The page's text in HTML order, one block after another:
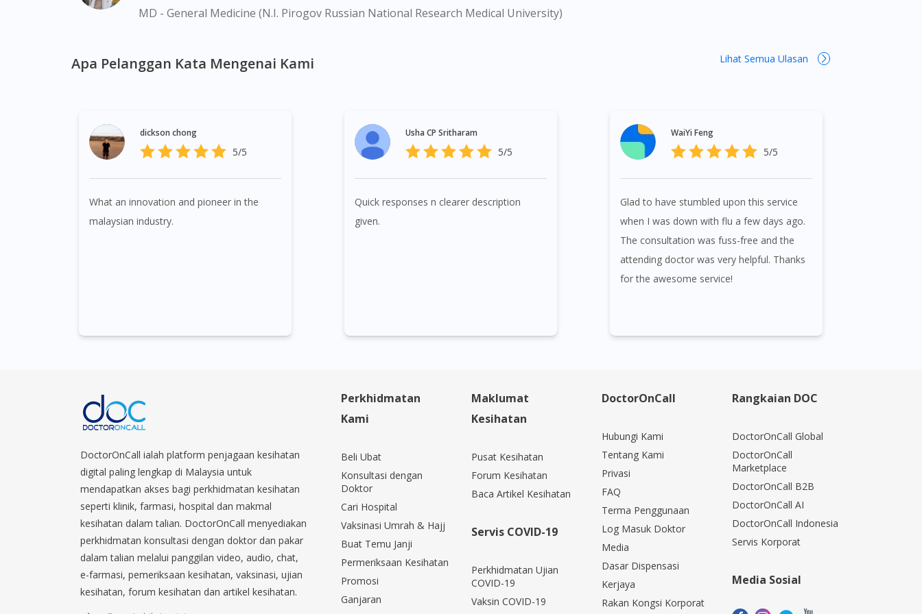
MD - General Medicine (N.I. Pirogov Russian National Research Medical University)
Apa Pelanggan Kata Mengenai Kami Lihat Semua Ulasan
dickson chong
5/5
What an innovation and pioneer in the
malaysian industry.
Usha CP Sritharam
5/5
Quick responses n clearer description
given.
WaiYi Feng
5/5
Glad to have stumbled upon this service
when I was down with flu a few days ago.
The consultation was fuss-free and the
attending doctor was very helpful. Thanks
for the awesome service!
DoctorOnCall ialah platform penjagaan kesihatan
digital paling lengkap di Malaysia untuk
mendapatkan akses bagi perkhidmatan kesihatan
seperti klinik, farmasi, hospital dan makmal
kesihatan dalam talian. DoctorOnCall menyediakan
perkhidmatan konsultasi dengan doktor dan pakar
dalam talian melalui panggilan video, audio, chat,
e-farmasi, pemeriksaan kesihatan, vaksinasi, ujian
kesihatan, forum kesihatan dan artikel kesihatan.
Perkhidmatan
Kami
Beli Ubat
Konsultasi dengan
Doktor
Cari Hospital
Vaksinasi Umrah & Hajj
Buat Temu Janji
Permeriksaan Kesihatan
Promosi
Ganjaran
Maklumat
Kesihatan
Pusat Kesihatan
Forum Kesihatan
Baca Artikel Kesihatan
Servis COVID-19
Perkhidmatan Ujian
COVID-19
Vaksin COVID-19
DoctorOnCall
Hubungi Kami
Tentang Kami
Privasi
FAQ
Terma Penggunaan
Log Masuk Doktor
Media
Dasar Dispensasi
Kerjaya
Rakan Kongsi Korporat
Rangkaian DOC
DoctorOnCall Global
DoctorOnCall
Marketplace
DoctorOnCall B2B
DoctorOnCall AI
DoctorOnCall Indonesia
Servis Korporat
Media Sosial